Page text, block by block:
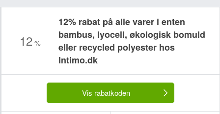
12 %
12% rabat på alle varer i enten
bambus, lyocell, økologisk bomuld
eller recycled polyester hos
Intimo.dk
Vis rabatkoden